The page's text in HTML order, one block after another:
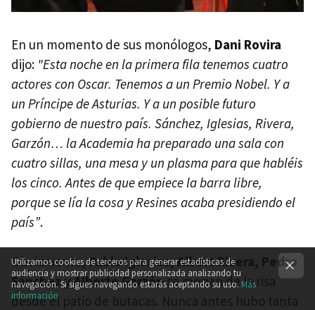
En un momento de sus monólogos, Dani Rovira
dijo: "Esta noche en la primera fila tenemos cuatro
actores con Oscar. Tenemos a un Premio Nobel. Y a
un Príncipe de Asturias. Y a un posible futuro
gobierno de nuestro país. Sánchez, Iglesias, Rivera,
Garzón… la Academia ha preparado una sala con
cuatro sillas, una mesa y un plasma para que habléis
los cinco. Antes de que empiece la barra libre,
porque se lía la cosa y Resines acaba presidiendo el
país”.
Obviamente,Pablo Iglesias, Albert Rivera, Pedro
Sánchez y Alberto Garzónse morían de la risa
desde el patio de butacas. Nunca antes hubo tanta
Utilizamos cookies de terceros para generar estadísticas de
audiencia y mostrar publicidad personalizada analizando tu
navegación. Si sigues navegando estarás aceptando su uso.Más
información